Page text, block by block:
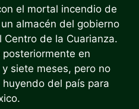
el mortal incendio de
almacén del gobierno
de la Cuarianza.
en
siete meses, pero no
del país para